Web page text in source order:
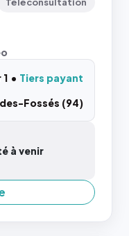
Tiers payant
Fossés (94)
à venir